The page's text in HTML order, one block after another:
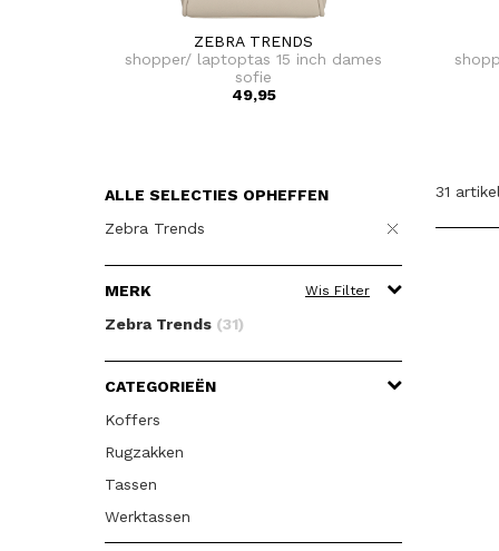
ZEBRA TRENDS
shopper/ laptoptas 15 inch dames
sofie
49,95
ALLE SELECTIES OPHEFFEN
Zebra Trends
MERK Wis Filter
Zebra Trends (31)
CATEGORIEËN
Koffers
Rugzakken
Tassen
Werktassen
31